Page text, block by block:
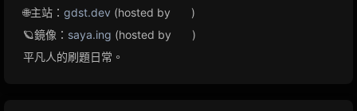
🌐主站： gdst.dev (hosted by
)
🪐鏡像： saya.ing (hosted by
)
平凡人的刷題日常。